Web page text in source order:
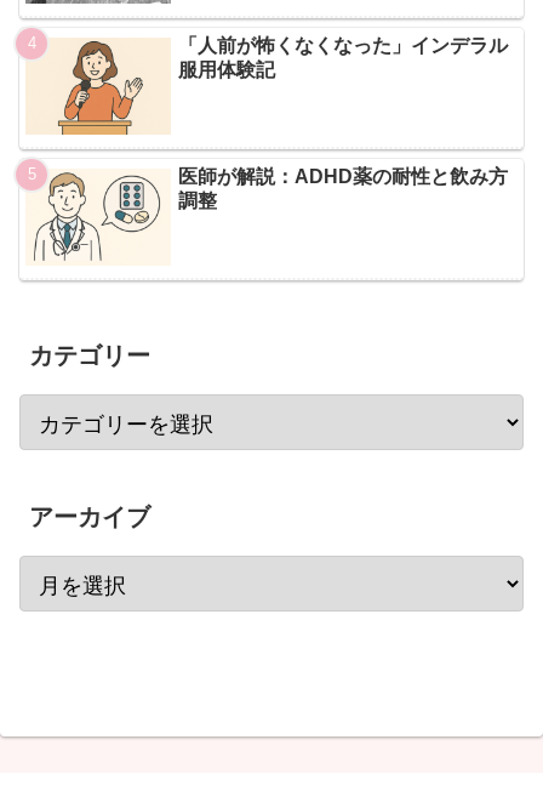
「人前が怖くなくなった」インデラル
服用体験記
医師が解説：ADHD薬の耐性と飲み方
調整
カテゴリー
アーカイブ